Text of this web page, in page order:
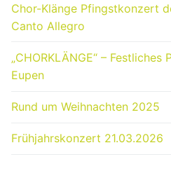
Chor-Klänge Pfingstkonzert
Canto Allegro
„CHORKLÄNGE“ –
Eupen
Rund um Weihnachten 2025
Frühjahrskonzert 21.03.2026